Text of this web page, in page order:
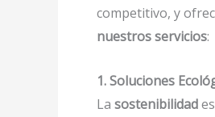
competitivo, y
nuestros servicios:
1. Soluciones
La sostenibilidad